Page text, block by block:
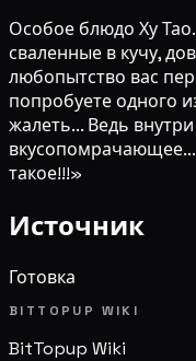
Особое блюдо Ху
сваленные в кучу,
любопытство вас
попробуете одного
жалеть... Ведь
такое!!!»
Источник
Готовка
BITTOPUP WIKI
BitTopup Wiki